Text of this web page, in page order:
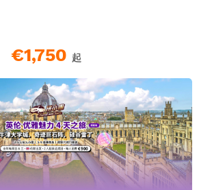
€1,750 起